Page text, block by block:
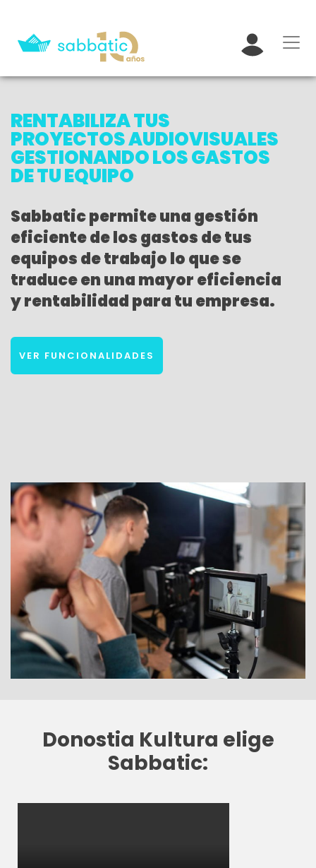
RENTABILIZA TUS
PROYECTOS AUDIOVISUALES
GESTIONANDO LOS GASTOS
DE TU EQUIPO
Sabbatic permite una gestión
eficiente de los gastos de tus
equipos de trabajo lo que se
traduce en una mayor eficiencia
y rentabilidad para tu empresa.
VER FUNCIONALIDADES
Donostia Kultura elige
Sabbatic: